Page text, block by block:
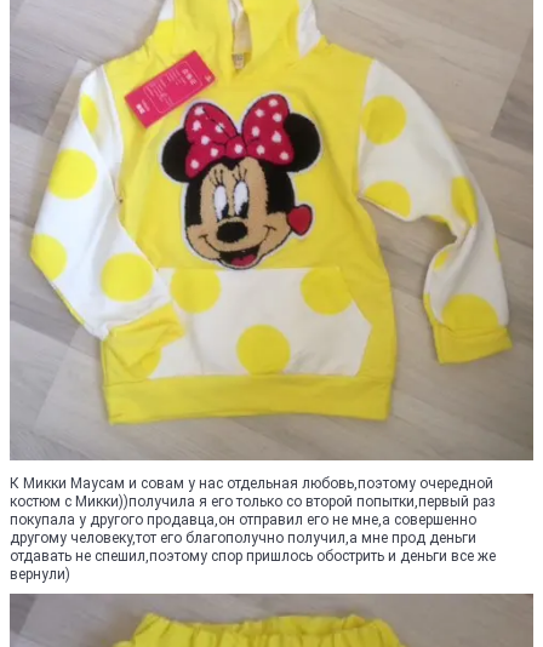
К Микки Маусам и совам у нас отдельная любовь,поэтому очередной
костюм с Микки))получила я его только со второй попытки,первый раз
покупала у другого продавца,он отправил его не мне,а совершенно
другому человеку,тот его благополучно получил,а мне прод деньги
отдавать не спешил,поэтому спор пришлось обострить и деньги все же
вернули)